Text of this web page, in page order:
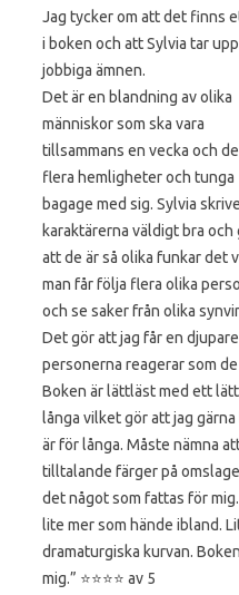
Jag tycker om att det finns
i boken och att Sylvia tar
jobbiga ämnen.
Det är en blandning av olika
människor som ska vara
tillsammans en vecka och
flera hemligheter och tunga
bagage med sig. Sylvia
karaktärerna väldigt bra
att de är så olika funkar det
man får följa flera olika
och se saker från olika
Det gör att jag får en
personerna reagerar som de
Boken är lättläst med ett
långa vilket gör att jag
är för långa. Måste nämna
tilltalande färger på
det något som fattas för
lite mer som hände ibland.
dramaturgiska kurvan.
mig.” ⭐️⭐️⭐️⭐️ av 5